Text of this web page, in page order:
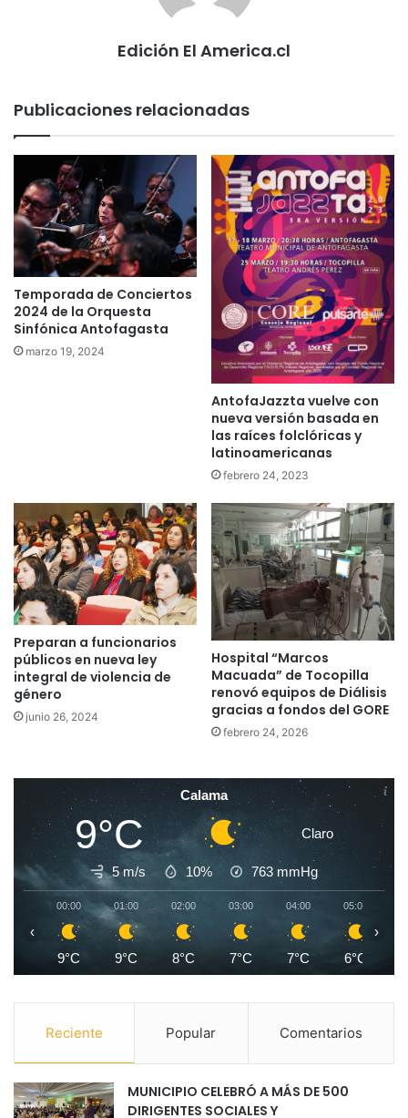
Edición El America.cl
Publicaciones relacionadas
Temporada de Conciertos
2024 de la Orquesta
Sinfónica Antofagasta
marzo 19, 2024
AntofaJazzta vuelve con
nueva versión basada en
las raíces folclóricas y
latinoamericanas
febrero 24, 2023
Preparan a funcionarios
públicos en nueva ley
integral de violencia de
género
junio 26, 2024
Hospital “Marcos
Macuada” de Tocopilla
renovó equipos de Diálisis
gracias a fondos del GORE
febrero 24, 2026
Calama
9°C Claro
5 m/s 10% 763 mmHg
00:00
9°C
01:00
9°C
02:00
8°C
03:00
7°C
04:00
7°C
05:00
6°C
‹ ›
Reciente Popular Comentarios
MUNICIPIO CELEBRÓ A MÁS DE 500
DIRIGENTES SOCIALES Y